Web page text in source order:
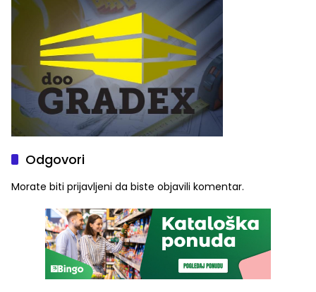
Odgovori
Morate biti prijavljeni da biste objavili komentar.